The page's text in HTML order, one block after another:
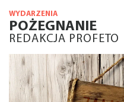
WYDARZENIA
POŻEGNANIE
REDAKCJA PROFETO